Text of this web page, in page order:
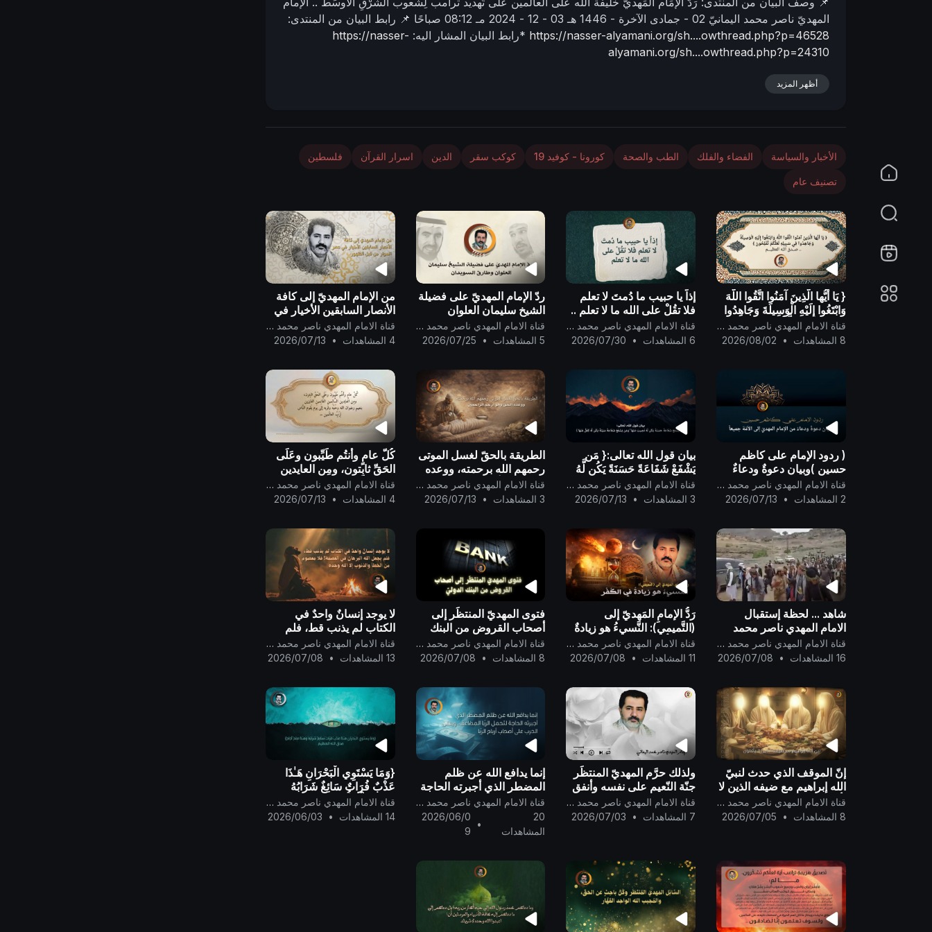
nالمهديّ ناصر محمد اليمانيّ 02 - جمادى الآخرة - 1446 هـ 03 - 12 - 2024 مـ 08:12 صباحًا
📌 رابط البيان من المنتدى:
https://nasser-alyamani.org/sh....owthread.php?p=46528 *رابط البيان المشار اليه: https://nasser-
alyamani.org/sh....owthread.php?p=24310
أظهر المزيد
الأخبار والسياسة الفضاء والفلك الطب والصحة كورونا - كوفيد 19 كوكب سقر الدين اسرار القرآن فلسطين
تصنيف عام
{ يَا أيُّها الَّذِينَ آمَنُوا اتَّقُوا اللَّهَ
وَابْتَغُوا إِلَيْهِ الْوَسِيلَةَ وَجَاهِدُوا
فِي سَبِيلِهِ لَعَلَّكُمْ تُفْلِحُونَ } قناة الامام المهدي ناصر محمد اليماني
8 المشاهدات
•
2026/08/02
إذاً يا حبيب ما دُمتَ لا تعلم
فلا تقُلْ على الله ما لا تعلم ..
قناة الامام المهدي ناصر محمد اليماني
6 المشاهدات
•
2026/07/30
ردّ الإمام المهديّ على فضيلة
الشيخ سليمان العلوان
وطارق السويدان ..
قناة الامام المهدي ناصر محمد اليماني
5 المشاهدات
•
2026/07/25
من الإمام المهديّ إلى كافة
الأنصار السابقين الأخيار في
عصر الحوار من قبل الظهور
..
قناة الامام المهدي ناصر محمد اليماني
4 المشاهدات
•
2026/07/13
( ردود الإمام على كاظم
حسين )وبيان دعوةٌ ودعاءٌ
من الإمام المهديّ إلى الأمَّة
جميعاً ..
قناة الامام المهدي ناصر محمد اليماني
2 المشاهدات
•
2026/07/13
بيان قول الله تعالى:{ مَن
يَشْفَعْ شَفَاعَةً حَسَنَةً يَكُن لَّهُ
نَصِيبٌ مِّنْهَا ۖ وَمَن يَشْفَعْ
شَفَاعَةً سَيِّئَةً يَكُن لَّهُ كِفْلٌ م
قناة الامام المهدي ناصر محمد اليماني
3 المشاهدات
•
2026/07/13
الطريقة بالحقّ لغسل الموتى
رحمهم الله برحمته، ووعده
الحقّ وهو أرحم الراحمين .. قناة الامام المهدي ناصر محمد اليماني
3 المشاهدات
•
2026/07/13
كُلّ عامٍ وأنتُم طَيِّبون وعَلَى
الحَقِّ ثابِتون، ومِن العايدين
السَّالِمين الغَانِمين الفايزين
بنعيم رضوان الله وحُبّه
قناة الامام المهدي ناصر محمد اليماني
4 المشاهدات
•
2026/07/13
شاهد ... لحظة إستقبال
الامام المهدي ناصر محمد
اليماني !
قناة الامام المهدي ناصر محمد اليماني
16 المشاهدات
•
2026/07/08
رَدُّ الإمامِ المَهديّ إلى
(التَّميمي): النَّسيءُ هو زيادةٌ
في الكُفْر ..
قناة الامام المهدي ناصر محمد اليماني
11 المشاهدات
•
2026/07/08
فتوى المهديّ المنتظَر إلى
أصحاب القروض من البنك
الدوليّ ..
قناة الامام المهدي ناصر محمد اليماني
8 المشاهدات
•
2026/07/08
لا يوجد إنسانٌ واحدٌ في
الكتاب لم يذنب قط، فلم
يجعل الله البرهانَ في
العصمة! فلا معصوم من
قناة الامام المهدي ناصر محمد اليماني
13 المشاهدات
•
2026/07/08
إنّ الموقف الذي حدث لنبيّ
الله إبراهيم مع ضيفه الذين لا
يأكلون شبيهٌ بمواقف الكاميرا
الخفيّة..
قناة الامام المهدي ناصر محمد اليماني
8 المشاهدات
•
2026/07/05
ولذلك حرَّم المهديّ المنتظَر
جنّة النّعيم على نفسه وأنفق
درجته فيها لجدّه محمد
رسول الله..
قناة الامام المهدي ناصر محمد اليماني
7 المشاهدات
•
2026/07/03
إنما يدافع الله عن ظلم
المضطر الذي أجبرته الحاجة
لتحمل الرّبا المضاعف، ويعلن
الحرب على أصحاب أرباح
الرّبا ..
قناة الامام المهدي ناصر محمد اليماني
20
المشاهدات
•
2026/06/0
9
{وَمَا يَسْتَوِي الْبَحْرَانِ هَـٰذَا
عَذْبٌ فُرَاتٌ سَائِغٌ شَرَابُهُ
وَهَـٰذَا مِلْحٌ أُجَاجٌ} صدق الله
العظيم ..
قناة الامام المهدي ناصر محمد اليماني
14 المشاهدات
•
2026/06/03